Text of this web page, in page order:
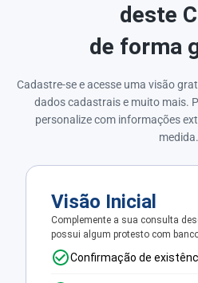
deste
de forma
Cadastre-se e acesse uma visão
dados cadastrais e muito mais.
personalize com informações
medida.
Visão Inicial
Complemente a sua consulta
possui algum protesto com
Confirmação de